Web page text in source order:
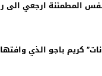
المطمئنة ارجعي